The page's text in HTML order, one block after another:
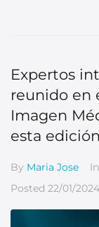
Expertos
reunido en
Imagen
esta
By Maria Jose In
Posted 22/01/2024